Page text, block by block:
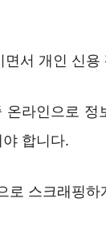
서 개인 신용
라인으로
합니다.
로 스크래핑하